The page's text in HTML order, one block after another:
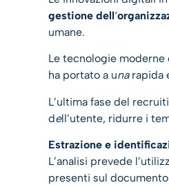
gestione dell‘
umane.
Le tecnologie
ha portato a unarapida
L’ultima fase del
dell’utente, ridurre i
Estrazione e
L’analisi prevede
presenti sul